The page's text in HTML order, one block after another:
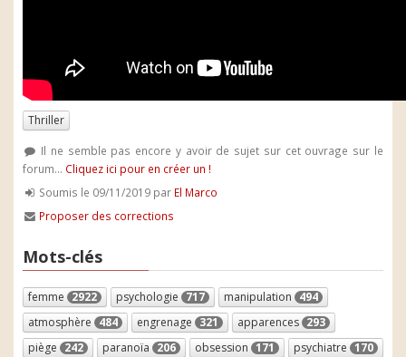
Thriller
Il ne semble pas encore y avoir de sujet sur cet ouvrage sur le
forum... Cliquez ici pour en créer un !
Soumis le 09/11/2019 par El Marco
Proposer des corrections
Mots-clés
femme 2922 psychologie 717 manipulation 494
atmosphère 484 engrenage 321 apparences 293
piège 242 paranoïa 206 obsession 171 psychiatre 170